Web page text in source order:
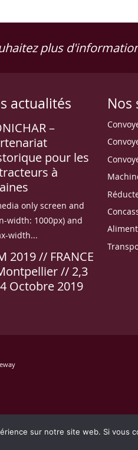
plus
actualités
–
pour les
à
only screen and
width: 1000px) and
width...
2019 // FRANCE
// 2,3
Octobre 2019
Nos
sur notre site web. Si